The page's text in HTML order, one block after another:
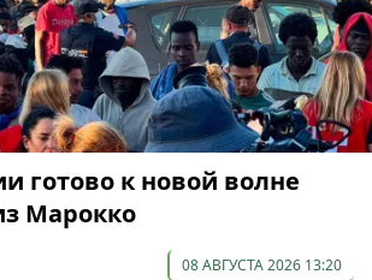
готово к новой волне
Марокко
08 АВГУСТА 2026 13:20